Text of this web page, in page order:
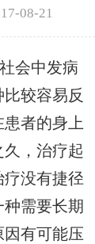
08-21
会中发病
较容易反
者的身上
，治疗起
没有捷径
需要长期
有可能压